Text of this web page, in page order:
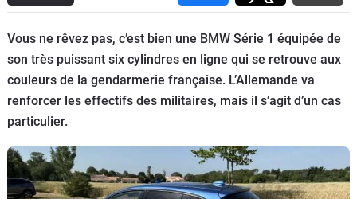
Auto
Services
Forum
Moto
Vous ne rêvez pas, c’est bien une BMW Série 1 équipée de
son très puissant six cylindres en ligne qui se retrouve aux
couleurs de la gendarmerie française. L’Allemande va
renforcer les effectifs des militaires, mais il s’agit d’un cas
particulier.